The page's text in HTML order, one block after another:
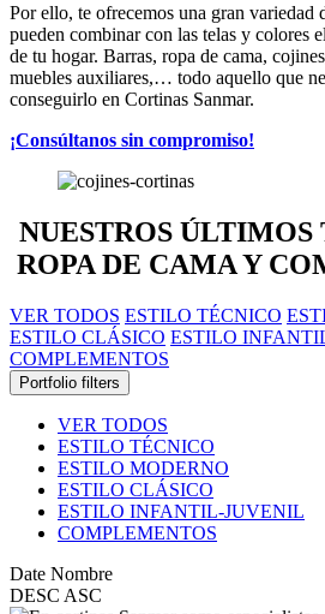
Por ello, te ofrecemos una gran variedad
pueden combinar con las telas y colores
de tu hogar. Barras, ropa de cama,
muebles auxiliares,… todo aquello que
conseguirlo en Cortinas Sanmar.
¡Consúltanos sin compromiso!
NUESTROS ÚLTIMOS
ROPA DE CAMA Y
VER TODOS ESTILO TÉCNICO
ESTILO CLÁSICO ESTILO
COMPLEMENTOS
Portfolio filters
VER TODOS
ESTILO TÉCNICO
ESTILO MODERNO
ESTILO CLÁSICO
ESTILO INFANTIL-JUVENIL
COMPLEMENTOS
Date Nombre
DESC ASC